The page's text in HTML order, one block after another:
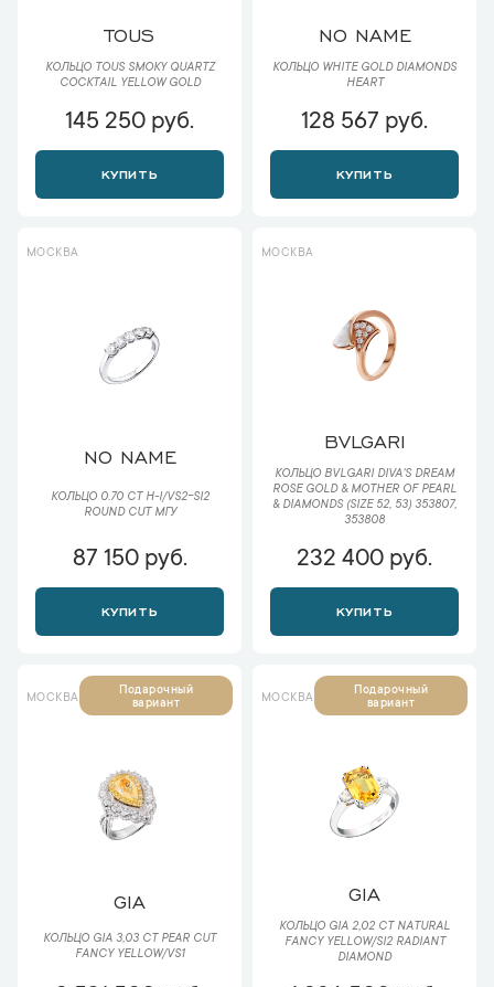
TOUS
КОЛЬЦО TOUS SMOKY QUARTZ
COCKTAIL YELLOW GOLD
145 250 руб.
КУПИТЬ
NO NAME
КОЛЬЦО WHITE GOLD DIAMONDS
HEART
128 567 руб.
КУПИТЬ
МОСКВА
NO NAME
КОЛЬЦО 0.70 CT H-I/VS2-SI2
ROUND CUT МГУ
87 150 руб.
КУПИТЬ
МОСКВА
BVLGARI
КОЛЬЦО BVLGARI DIVA'S DREAM
ROSE GOLD & MOTHER OF PEARL
& DIAMONDS (SIZE 52, 53) 353807,
353808
232 400 руб.
КУПИТЬ
МОСКВА
Подарочный
вариант
GIA
КОЛЬЦО GIA 3,03 CT PEAR CUT
FANCY YELLOW/VS1
МОСКВА
Подарочный
вариант
GIA
КОЛЬЦО GIA 2,02 CT NATURAL
FANCY YELLOW/SI2 RADIANT
DIAMOND